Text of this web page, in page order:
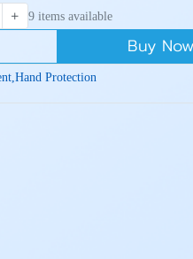
9 items available
Buy Now
,Hand Protection